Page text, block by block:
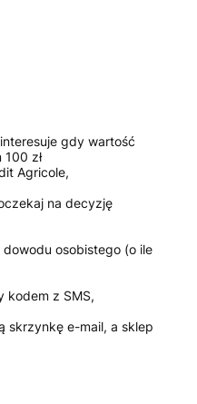
gdy wartość
zł
Agricole,
na decyzję
dowodu osobistego (o ile
kodem z SMS,
skrzynkę e-mail, a sklep